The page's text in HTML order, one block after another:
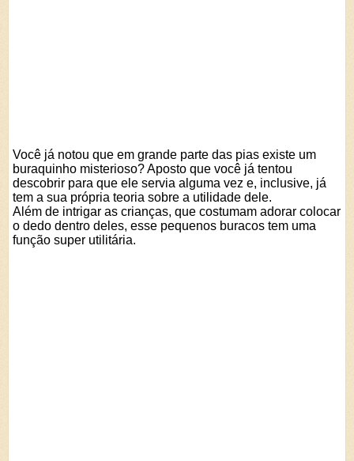
Você já notou que em grande parte das pias existe um
buraquinho misterioso? Aposto que você já tentou
descobrir para que ele servia alguma vez e, inclusive, já
tem a sua própria teoria sobre a utilidade dele.
Além de intrigar as crianças, que costumam adorar colocar
o dedo dentro deles, esse pequenos buracos tem uma
função super utilitária.